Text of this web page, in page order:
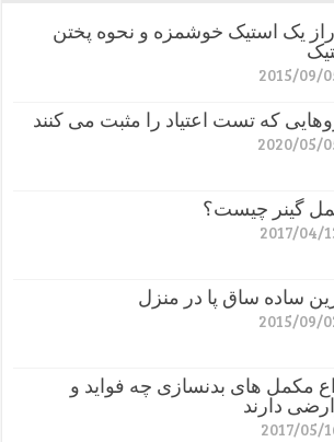
12 راز یک استیک خوشمزه و نحوه پختن
2015/09/
که تست اعتیاد را مثبت می کنند
2020/05/
گینر چیست؟
2017/04/
ساده ساق پا در منزل
2015/09/
مکمل های بدنسازی چه فواید و
دارند
2017/05/